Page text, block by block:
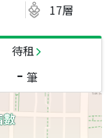
17層
待租
- 筆